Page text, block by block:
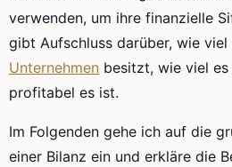
verwenden, um ihre finanzielle
gibt Aufschluss darüber, wie viel
Unternehmen besitzt, wie viel
profitabel es ist.
Im Folgenden gehe ich auf die
einer Bilanz ein und erkläre die